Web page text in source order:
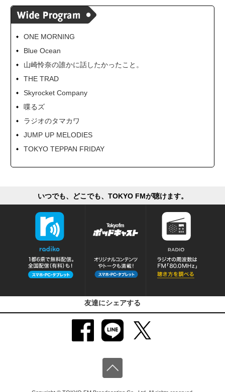
ONE MORNING
Blue Ocean
山崎怜奈の誰かに話したかったこと。
THE TRAD
Skyrocket Company
喋るズ
ラジオのタマカワ
JUMP UP MELODIES
TOKYO TEPPAN FRIDAY
いつでも、どこでも、TOKYO FMが聴けます。
友達にシェアする